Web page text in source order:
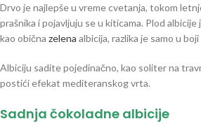
Drvo je najlepše u vreme cvetanja, tokom
prašnika i pojavljuju se u kiticama. Plod
kao obična zelena albicija, razlika je samo u
Albiciju sadite pojedinačno, kao soliter na
postići efekat mediteranskog vrta.
Sadnja čokoladne albicije